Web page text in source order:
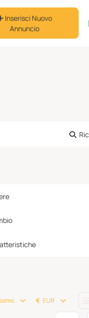
Inserisci Nuovo
Annuncio
EUR